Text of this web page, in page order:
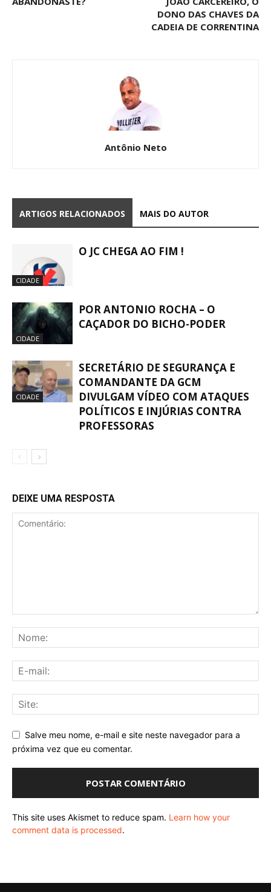
DONO DAS CHAVES DA
CADEIA DE CORRENTINA
Antônio Neto
ARTIGOS RELACIONADOS MAIS DO AUTOR
CIDADE
O JC CHEGA AO FIM !
CIDADE
POR ANTONIO ROCHA – O
CAÇADOR DO BICHO-PODER
CIDADE
SECRETÁRIO DE SEGURANÇA E
COMANDANTE DA GCM
DIVULGAM VÍDEO COM ATAQUES
POLÍTICOS E INJÚRIAS CONTRA
PROFESSORAS
DEIXE UMA RESPOSTA
Salve meu nome, e-mail e site neste navegador para a
próxima vez que eu comentar.
This site uses Akismet to reduce spam. Learn how your
comment data is processed.